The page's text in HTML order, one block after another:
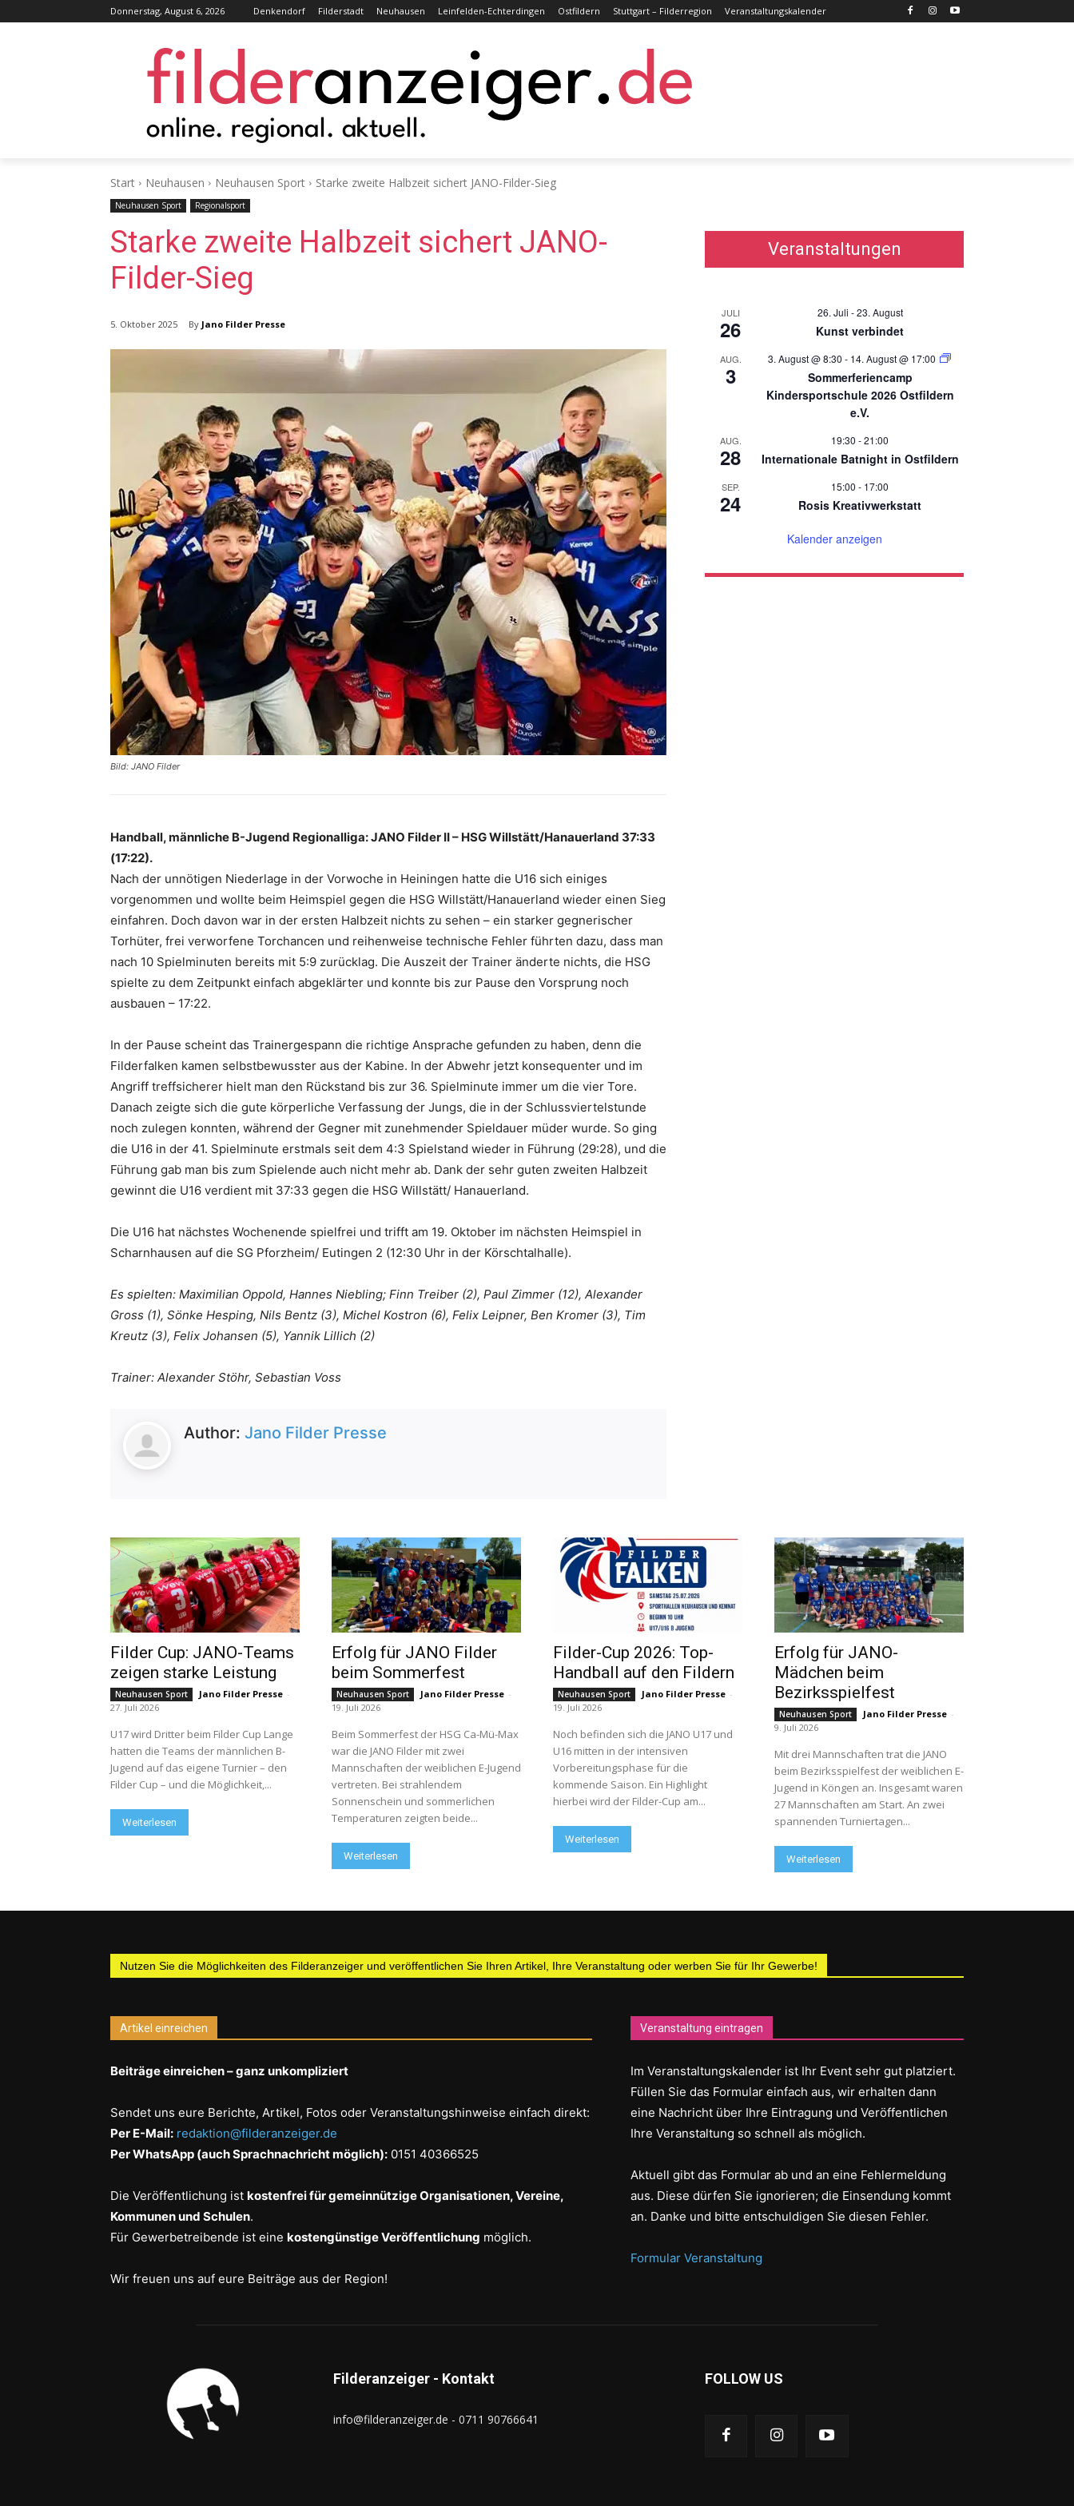
Donnerstag, August 6, 2026 Denkendorf Filderstadt Neuhausen Leinfelden-Echterdingen Ostfildern Stuttgart – Filderregion Veranstaltungskalender
Start Neuhausen Neuhausen Sport Starke zweite Halbzeit sichert JANO-Filder-Sieg
Neuhausen Sport Regionalsport
Starke zweite Halbzeit sichert JANO-
Filder-Sieg
5. Oktober 2025 By Jano Filder Presse
Bild: JANO Filder
Handball, männliche B-Jugend Regionalliga: JANO Filder II – HSG Willstätt/Hanauerland 37:33
(17:22).
Nach der unnötigen Niederlage in der Vorwoche in Heiningen hatte die U16 sich einiges
vorgenommen und wollte beim Heimspiel gegen die HSG Willstätt/Hanauerland wieder einen Sieg
einfahren. Doch davon war in der ersten Halbzeit nichts zu sehen – ein starker gegnerischer
Torhüter, frei verworfene Torchancen und reihenweise technische Fehler führten dazu, dass man
nach 10 Spielminuten bereits mit 5:9 zurücklag. Die Auszeit der Trainer änderte nichts, die HSG
spielte zu dem Zeitpunkt einfach abgeklärter und konnte bis zur Pause den Vorsprung noch
ausbauen – 17:22.
In der Pause scheint das Trainergespann die richtige Ansprache gefunden zu haben, denn die
Filderfalken kamen selbstbewusster aus der Kabine. In der Abwehr jetzt konsequenter und im
Angriff treffsicherer hielt man den Rückstand bis zur 36. Spielminute immer um die vier Tore.
Danach zeigte sich die gute körperliche Verfassung der Jungs, die in der Schlussviertelstunde
noch zulegen konnten, während der Gegner mit zunehmender Spieldauer müder wurde. So ging
die U16 in der 41. Spielminute erstmals seit dem 4:3 Spielstand wieder in Führung (29:28), und die
Führung gab man bis zum Spielende auch nicht mehr ab. Dank der sehr guten zweiten Halbzeit
gewinnt die U16 verdient mit 37:33 gegen die HSG Willstätt/ Hanauerland.
Die U16 hat nächstes Wochenende spielfrei und trifft am 19. Oktober im nächsten Heimspiel in
Scharnhausen auf die SG Pforzheim/ Eutingen 2 (12:30 Uhr in der Körschtalhalle).
Es spielten: Maximilian Oppold, Hannes Niebling; Finn Treiber (2), Paul Zimmer (12), Alexander
Gross (1), Sönke Hesping, Nils Bentz (3), Michel Kostron (6), Felix Leipner, Ben Kromer (3), Tim
Kreutz (3), Felix Johansen (5), Yannik Lillich (2)
Trainer: Alexander Stöhr, Sebastian Voss
Author: Jano Filder Presse
Veranstaltungen
JULI
26
26. Juli -23. August
Kunst verbindet
AUG.
3
3. August @ 8:30 - 14. August @ 17:00
Sommerferiencamp
Kindersportschule 2026 Ostfildern
e.V.
AUG.
28
19:30 -21:00
Internationale Batnight in Ostfildern
SEP.
24
15:00 - 17:00
Rosis Kreativwerkstatt
Kalender anzeigen
Filder Cup: JANO-Teams
zeigen starke Leistung
Neuhausen Sport Jano Filder Presse -
27. Juli 2026
U17 wird Dritter beim Filder Cup Lange
hatten die Teams der männlichen B-
Jugend auf das eigene Turnier – den
Filder Cup – und die Möglichkeit,...
Weiterlesen
Erfolg für JANO Filder
beim Sommerfest
Neuhausen Sport Jano Filder Presse -
19. Juli 2026
Beim Sommerfest der HSG Ca-Mü-Max
war die JANO Filder mit zwei
Mannschaften der weiblichen E-Jugend
vertreten. Bei strahlendem
Sonnenschein und sommerlichen
Temperaturen zeigten beide...
Weiterlesen
Filder-Cup 2026: Top-
Handball auf den Fildern
Neuhausen Sport Jano Filder Presse -
19. Juli 2026
Noch befinden sich die JANO U17 und
U16 mitten in der intensiven
Vorbereitungsphase für die
kommende Saison. Ein Highlight
hierbei wird der Filder-Cup am...
Weiterlesen
Erfolg für JANO-
Mädchen beim
Bezirksspielfest
Neuhausen Sport Jano Filder Presse -
9. Juli 2026
Mit drei Mannschaften trat die JANO
beim Bezirksspielfest der weiblichen E-
Jugend in Köngen an. Insgesamt waren
27 Mannschaften am Start. An zwei
spannenden Turniertagen...
Weiterlesen
Nutzen Sie die Möglichkeiten des Filderanzeiger und veröffentlichen Sie Ihren Artikel, Ihre Veranstaltung oder werben Sie für Ihr Gewerbe!
Artikel einreichen
Beiträge einreichen – ganz unkompliziert
Sendet uns eure Berichte, Artikel, Fotos oder Veranstaltungshinweise einfach direkt:
Per E-Mail: redaktion@filderanzeiger.de
Per WhatsApp (auch Sprachnachricht möglich): 0151 40366525
Die Veröffentlichung ist kostenfrei für gemeinnützige Organisationen, Vereine,
Kommunen und Schulen.
Für Gewerbetreibende ist eine kostengünstige Veröffentlichung möglich.
Wir freuen uns auf eure Beiträge aus der Region!
Veranstaltung eintragen
Im Veranstaltungskalender ist Ihr Event sehr gut platziert.
Füllen Sie das Formular einfach aus, wir erhalten dann
eine Nachricht über Ihre Eintragung und Veröffentlichen
Ihre Veranstaltung so schnell als möglich.
Aktuell gibt das Formular ab und an eine Fehlermeldung
aus. Diese dürfen Sie ignorieren; die Einsendung kommt
an. Danke und bitte entschuldigen Sie diesen Fehler.
Formular Veranstaltung
Filderanzeiger - Kontakt
info@filderanzeiger.de - 0711 90766641
FOLLOW US